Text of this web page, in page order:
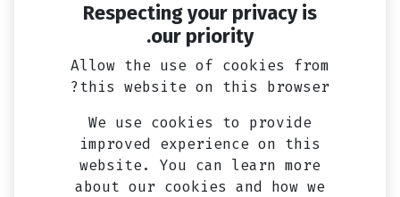
Respecting your privacy is
our priority.
Allow the use of cookies from
this website on this browser?
We use cookies to provide
improved experience on this
website. You can learn more
about our cookies and how we